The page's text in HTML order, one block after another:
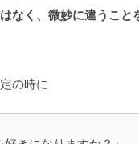
なく、微妙に違うこと
の時に